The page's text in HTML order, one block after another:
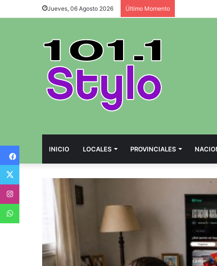
Jueves, 06 Agosto 2026 Último Momento
INICIO LOCALES PROVINCIALES
Facebook
Twitter